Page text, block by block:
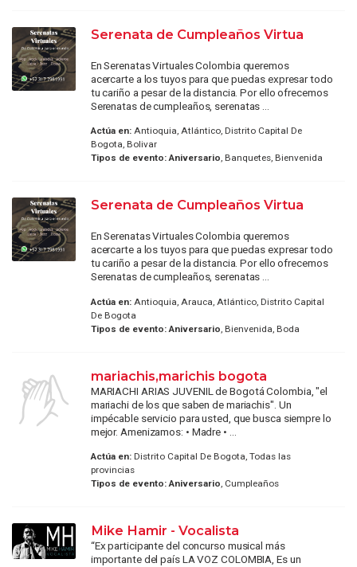
Serenata de Cumpleaños Virtua
En Serenatas Virtuales Colombia queremos
acercarte a los tuyos para que puedas expresar todo
tu cariño a pesar de la distancia. Por ello ofrecemos
Serenatas de cumpleaños, serenatas ...
Actúa en:Antioquia, Atlántico, Distrito Capital De
Bogota, Bolivar
Tipos de evento: Aniversario, Banquetes, Bienvenida
Serenata de Cumpleaños Virtua
En Serenatas Virtuales Colombia queremos
acercarte a los tuyos para que puedas expresar todo
tu cariño a pesar de la distancia. Por ello ofrecemos
Serenatas de cumpleaños, serenatas ...
Actúa en:Antioquia, Arauca, Atlántico, Distrito Capital
De Bogota
Tipos de evento: Aniversario , Bienvenida, Boda
mariachis,marichis bogota
MARIACHI ARIAS JUVENIL de Bogotá Colombia, "el
mariachi de los que saben de mariachis". Un
impécable servicio para usted, que busca siempre lo
mejor. Amenizamos: • Madre • ...
Actúa en:Distrito Capital De Bogota, Todas las
provincias
Tipos de evento: Aniversario, Cumpleaños
Mike Hamir - Vocalista
“Ex participante del concurso musical más
importante del país LA VOZ COLOMBIA, Es un